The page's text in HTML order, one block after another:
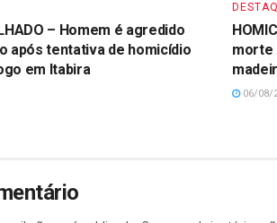
– Homem é agredido
após tentativa de homicídio
em Itabira
morte
06/08/